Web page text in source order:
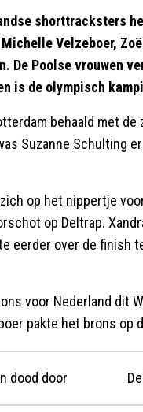
shorttracksters
Velzeboer,
De Poolse vrouwen
is de olympisch
behaald met de
Suzanne Schulting
op het nippertje
op Deltrap.
eerder over de finish
voor Nederland dit
pakte het brons op
dood door